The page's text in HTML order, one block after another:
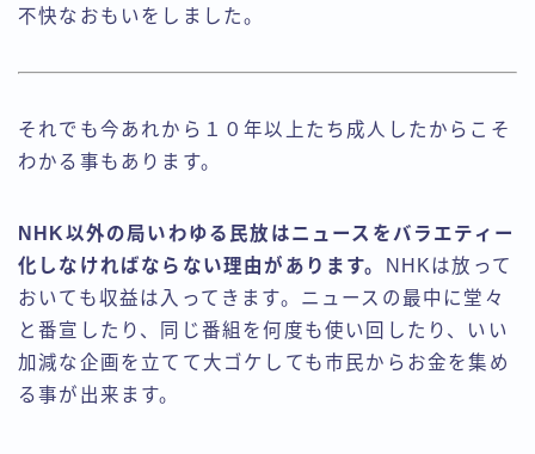
不快なおもいをしました。
それでも今あれから１０年以上たち成人したからこそ
わかる事もあります。
NHK以外の局いわゆる民放はニュースをバラエティー
化しなければならない理由があります。
NHKは放って
おいても収益は入ってきます。ニュースの最中に堂々
と番宣したり、同じ番組を何度も使い回したり、いい
加減な企画を立てて大ゴケしても市民からお金を集め
る事が出来ます。